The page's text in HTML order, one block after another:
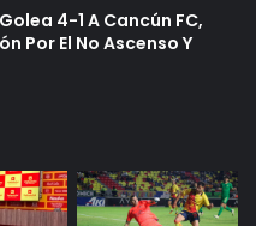
4-1 A Cancún FC,
Por El No Ascenso Y